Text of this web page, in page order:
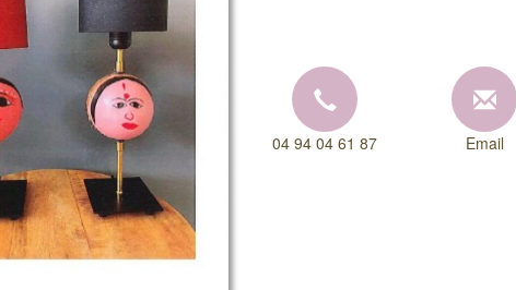
04 94 04 61 87 Email